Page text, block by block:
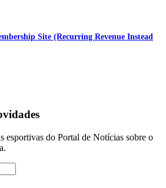
Site (Recurring Revenue Instead
esportivas do Portal de Notícias sobre o